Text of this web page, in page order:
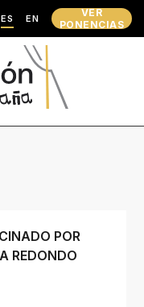
ES EN
VER
PONENCIAS
POR
REDONDO